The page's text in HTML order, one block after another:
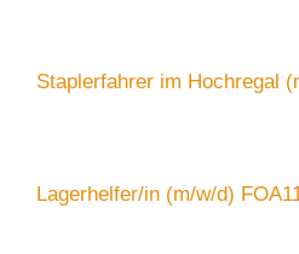
Staplerfahrer im Hochregal
Lagerhelfer/in (m/w/d)